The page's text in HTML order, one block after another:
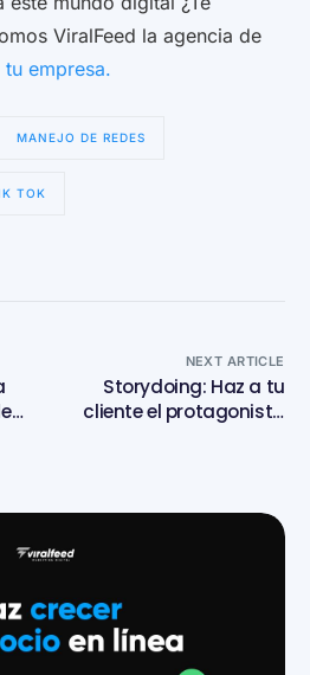
ViralFeed la agencia de
empresa.
MANEJO DE REDES
TOK
NEXT ARTICLE
Storydoing: Haz a tu
cliente el protagonista